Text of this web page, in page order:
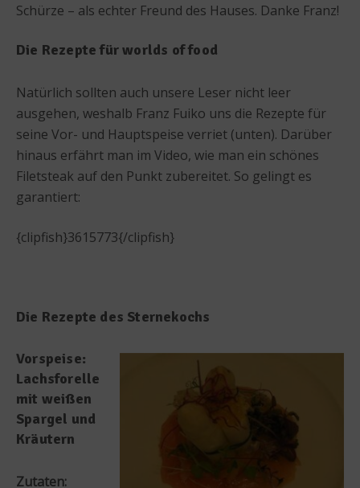
Schürze – als echter Freund des Hauses. Danke Franz!
Die Rezepte für worlds of food
Natürlich sollten auch unsere Leser nicht leer
ausgehen, weshalb Franz Fuiko uns die Rezepte für
seine Vor- und Hauptspeise verriet (unten). Darüber
hinaus erfährt man im Video, wie man ein schönes
Filetsteak auf den Punkt zubereitet. So gelingt es
garantiert:
{clipfish}3615773{/clipfish}
Die Rezepte des Sternekochs
Vorspeise:
Lachsforelle
mit weißen
Spargel und
Kräutern
Zutaten: